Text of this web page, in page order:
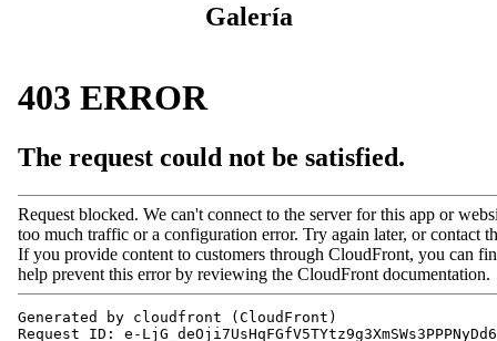
Galería